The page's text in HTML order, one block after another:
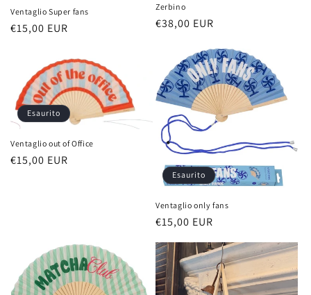
Ventaglio Super fans
Prezzo
€15,00 EUR
Zerbino
Prezzo
listino
€38,00 EUR
Esaurito
Ventaglio out of Office
Prezzo
€15,00 EUR
Esaurito
Ventaglio only fans
Prezzo
listino
€15,00 EUR